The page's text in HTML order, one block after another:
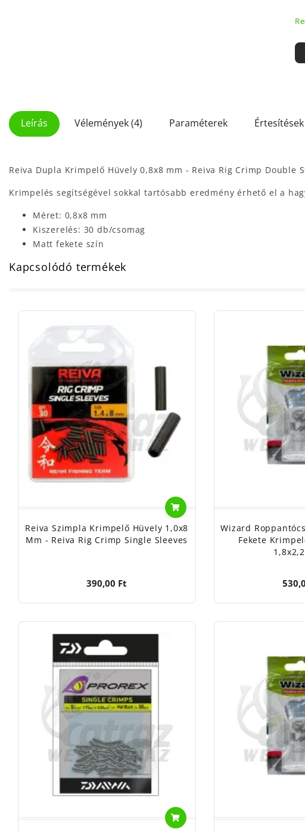
Leírás Vélemények (4) Paraméterek Értesítések
Reiva Dupla Krimpelő Hüvely 0,8x8 mm - Reiva Rig Crimp Double
Krimpelés segítségével sokkal tartósabb eredmény érhető el a
Méret: 0,8x8 mm
Kiszerelés: 30 db/csomag
Matt fekete szín
Kapcsolódó termékek
Reiva Szimpla Krimpelő Hüvely 1,0x8
Mm - Reiva Rig Crimp Single Sleeves
390,00 Ft
Wizard
Fekete